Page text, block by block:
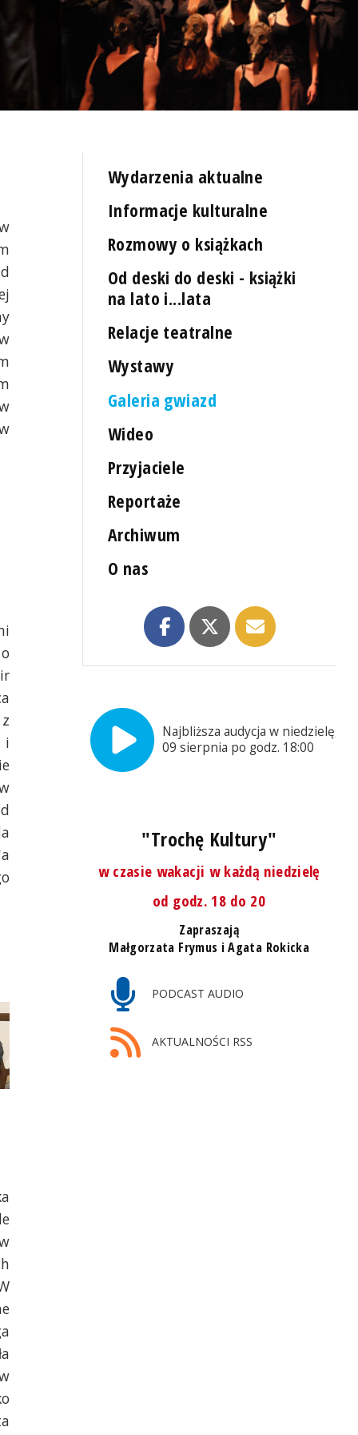
i
Wydarzenia aktualne
Informacje kulturalne
Rozmowy o książkach
Od deski do deski - książki
na lato i...lata
Relacje teatralne
Wystawy
Galeria gwiazd
Wideo
Przyjaciele
Reportaże
Archiwum
O nas
Najbliższa audycja w niedzielę,
09 sierpnia po godz. 18:00
"Trochę Kultury"
w czasie wakacji w każdą niedzielę
od godz. 18 do 20
Zapraszają
Małgorzata Frymus i Agata Rokicka
PODCAST AUDIO
AKTUALNOŚCI RSS